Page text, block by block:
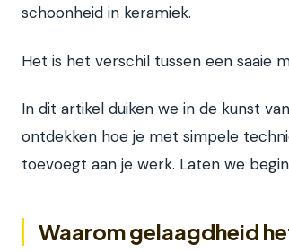
schoonheid in keramiek.
Het is het verschil tussen een saaie
In dit artikel duiken we in de kunst
ontdekken hoe je met simpele
toevoegt aan je werk. Laten we
Waarom gelaagdheid